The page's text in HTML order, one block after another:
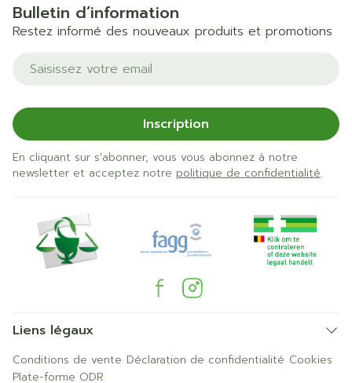
Bulletin d’information
Restez informé des nouveaux produits et promotions
Adresse mail
Inscription
En cliquant sur s'abonner, vous vous abonnez à notre
newsletter et acceptez notre politique de confidentialité.
Liens légaux
Conditions de vente Déclaration de confidentialité Cookies
Plate-forme ODR